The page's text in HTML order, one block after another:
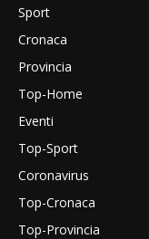
Sport
Cronaca
Provincia
Top-Home
Eventi
Top-Sport
Coronavirus
Top-Cronaca
Top-Provincia